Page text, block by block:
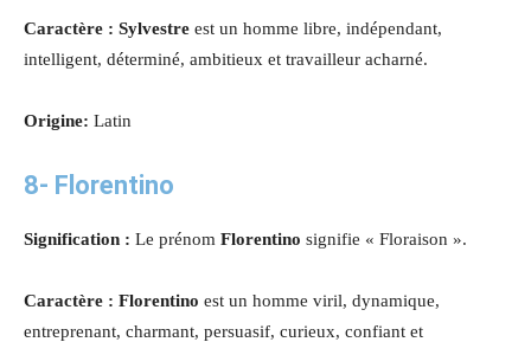
Caractère : Sylvestre est un homme libre, indépendant,
intelligent, déterminé, ambitieux et travailleur acharné.
Origine: Latin
8- Florentino
Signification : Le prénom Florentino signifie « Floraison ».
Caractère : Florentino est un homme viril, dynamique,
entreprenant, charmant, persuasif, curieux, confiant et